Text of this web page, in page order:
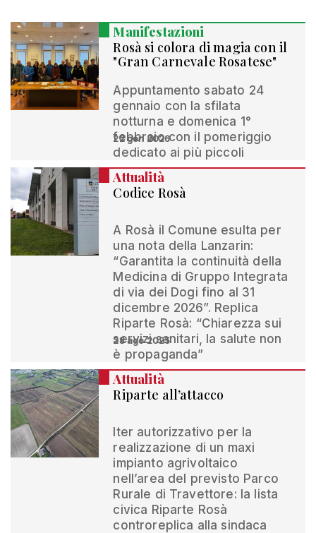
Manifestazioni
Rosà si colora di magia con il
"Gran Carnevale Rosatese"
Appuntamento sabato 24
gennaio con la sfilata
notturna e domenica 1°
febbraio con il pomeriggio
dedicato ai più piccoli
22 gen 2026
Attualità
Codice Rosà
A Rosà il Comune esulta per
una nota della Lanzarin:
“Garantita la continuità della
Medicina di Gruppo Integrata
di via dei Dogi fino al 31
dicembre 2026”. Replica
Riparte Rosà: “Chiarezza sui
servizi sanitari, la salute non
è propaganda”
28 ago 2025
Attualità
Riparte all’attacco
Iter autorizzativo per la
realizzazione di un maxi
impianto agrivoltaico
nell’area del previsto Parco
Rurale di Travettore: la lista
civica Riparte Rosà
controreplica alla sindaca